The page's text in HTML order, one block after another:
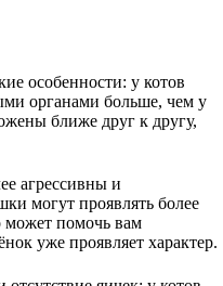
особенности: у котов
органами больше, чем у
ближе друг к другу,
агрессивны и
могут проявлять более
может помочь вам
уже проявляет характер.